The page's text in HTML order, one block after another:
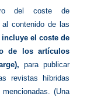
del coste de
contenido de las
incluye el coste de
de los artículos
para publicar
revistas híbridas
(Una